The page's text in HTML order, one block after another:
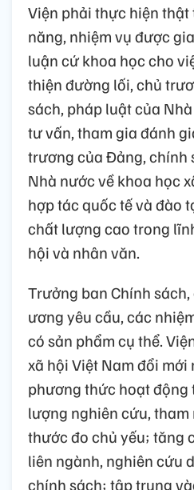
Viện phải thực hiện
năng, nhiệm vụ được
luận cứ khoa học cho
thiện đường lối, chủ
sách, pháp luật của
tư vấn, tham gia đánh
trương của Đảng, chính
Nhà nước về khoa học
hợp tác quốc tế và đào
chất lượng cao trong
hội và nhân văn.
Trưởng ban Chính
ương yêu cầu, các
có sản phẩm cụ thể.
xã hội Việt Nam đổi mới
phương thức hoạt
lượng nghiên cứu,
thước đo chủ yếu; tăng
liên ngành, nghiên cứu
chính sách; tập trung